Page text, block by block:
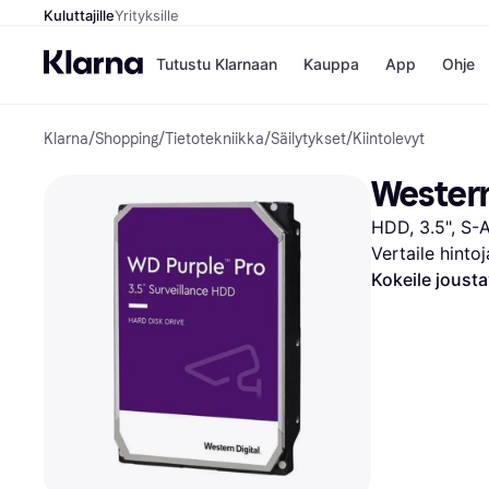
KuluttajilleYrityksille
Tutustu Klarnaan Kauppa
Kaupat
Gigantti
H&M
Peten
Wolt
App Ohje
Klarna/Shopping/Tietotekniikka/Säilytykset/Kiintolevyt
HDD, 3.5", S-
Vertaile
Kokeile